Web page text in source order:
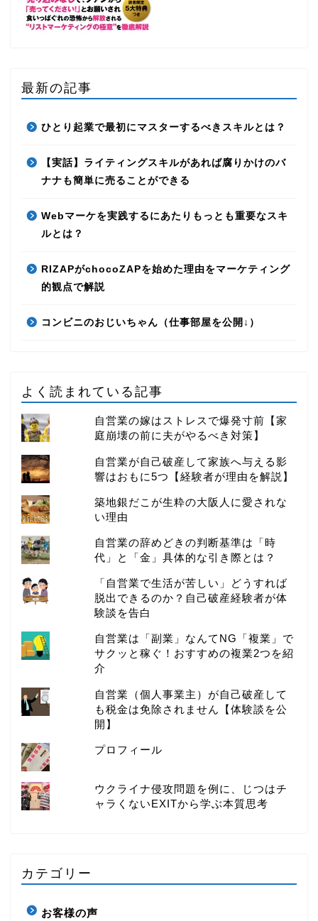
最新の記事
ひとり起業で最初にマスターするべきスキルとは？
【実話】ライティングスキルがあれば腐りかけのバ
ナナも簡単に売ることができる
Webマーケを実践するにあたりもっとも重要なスキ
ルとは？
RIZAPがchocoZAPを始めた理由をマーケティング
的観点で解説
コンビニのおじいちゃん（仕事部屋を公開↓）
よく読まれている記事
自営業の嫁はストレスで爆発寸前【家
庭崩壊の前に夫がやるべき対策】
自営業が自己破産して家族へ与える影
響はおもに5つ【経験者が理由を解説】
築地銀だこが生粋の大阪人に愛されな
い理由
自営業の辞めどきの判断基準は「時
代」と「金」具体的な引き際とは？
「自営業で生活が苦しい」どうすれば
脱出できるのか？自己破産経験者が体
験談を告白
自営業は「副業」なんてNG「複業」で
サクッと稼ぐ！おすすめの複業2つを紹
介
自営業（個人事業主）が自己破産して
も税金は免除されません【体験談を公
開】
プロフィール
ウクライナ侵攻問題を例に、じつはチ
ャラくないEXITから学ぶ本質思考
カテゴリー
お客様の声